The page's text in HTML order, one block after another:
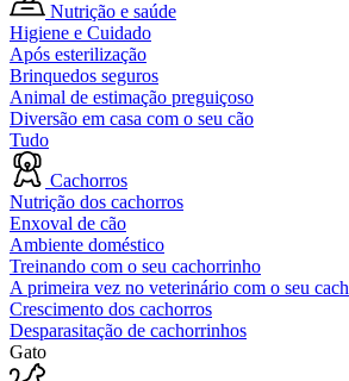
Nutrição e saúde
Higiene e Cuidado
Após esterilização
Brinquedos seguros
Animal de estimação preguiçoso
Diversão em casa com o seu cão
Tudo
Cachorros
Nutrição dos cachorros
Enxoval de cão
Ambiente doméstico
Treinando com o seu cachorrinho
A primeira vez no veterinário com o seu
Crescimento dos cachorros
Desparasitação de cachorrinhos
Gato